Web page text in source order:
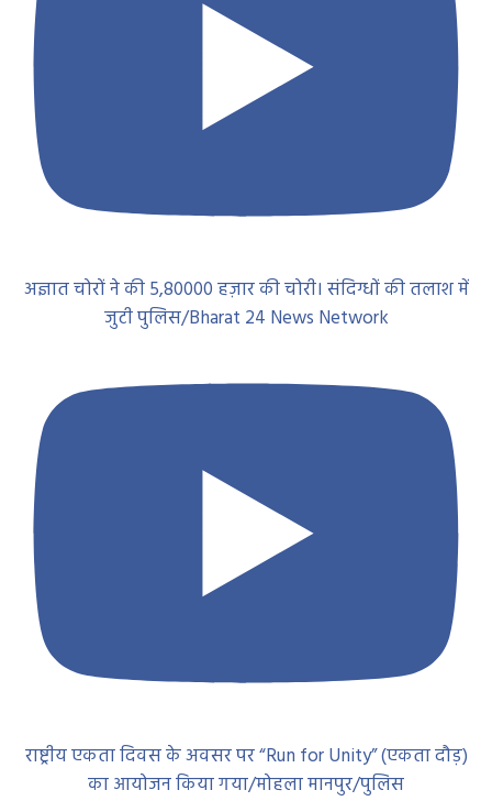
अज्ञात चोरों ने की 5,80000 हज़ार की चोरी। संदिग्धों की तलाश में
जुटी पुलिस/Bharat 24 News Network
राष्ट्रीय एकता दिवस के अवसर पर “Run for Unity” (एकता दौड़)
का आयोजन किया गया/मोहला मानपुर/पुलिस